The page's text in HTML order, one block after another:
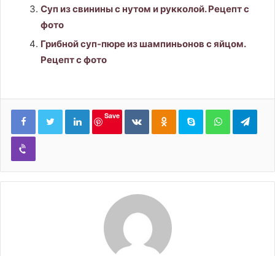
Суп из свинины с нутом и рукколой. Рецепт с
фото
Грибной суп-пюре из шампиньонов с яйцом.
Рецепт с фото
LinkedIn
Save
ВконтактеОдноклассники
Skype WhatsApp
Viber